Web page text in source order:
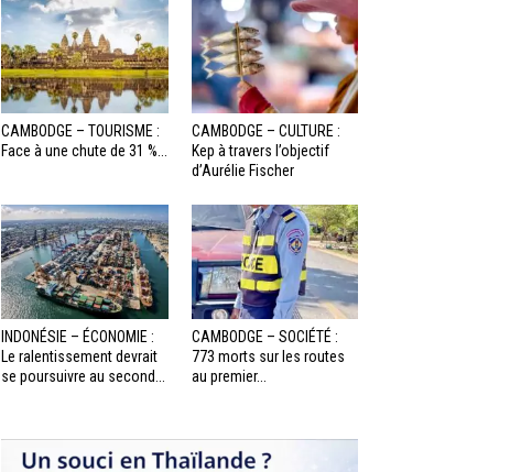
CAMBODGE – TOURISME :
Face à une chute de 31 %...
CAMBODGE – CULTURE :
Kep à travers l’objectif
d’Aurélie Fischer
INDONÉSIE – ÉCONOMIE :
Le ralentissement devrait
se poursuivre au second...
CAMBODGE – SOCIÉTÉ :
773 morts sur les routes
au premier...